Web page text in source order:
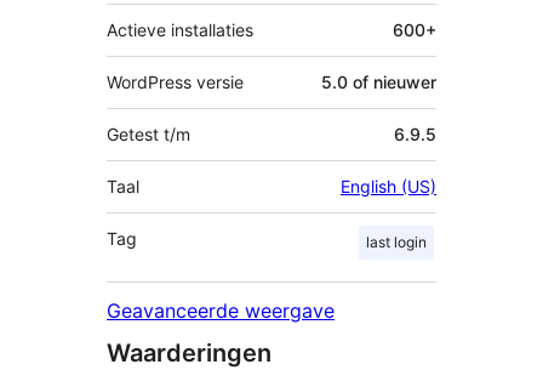
Actieve installaties 600+
WordPress versie 5.0 of nieuwer
Getest t/m 6.9.5
Taal English (US)
Tag last login
Geavanceerde weergave
Waarderingen